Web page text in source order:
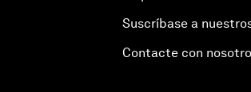
Suscríbase a
Contacte con